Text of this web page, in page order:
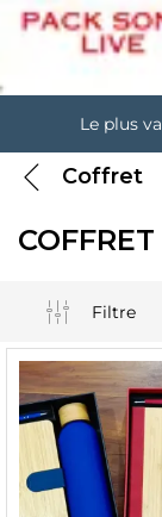
Le plus
Coffret
COFFRET
Filtre